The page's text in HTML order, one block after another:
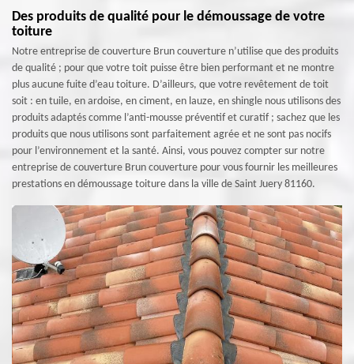
Des produits de qualité pour le démoussage de votre
toiture
Notre entreprise de couverture Brun couverture n’utilise que des produits
de qualité ; pour que votre toit puisse être bien performant et ne montre
plus aucune fuite d’eau toiture. D’ailleurs, que votre revêtement de toit
soit : en tuile, en ardoise, en ciment, en lauze, en shingle nous utilisons des
produits adaptés comme l’anti-mousse préventif et curatif ; sachez que les
produits que nous utilisons sont parfaitement agrée et ne sont pas nocifs
pour l’environnement et la santé. Ainsi, vous pouvez compter sur notre
entreprise de couverture Brun couverture pour vous fournir les meilleures
prestations en démoussage toiture dans la ville de Saint Juery 81160.